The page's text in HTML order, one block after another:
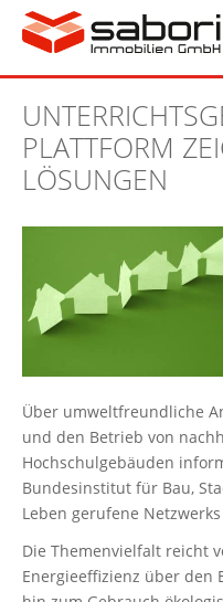
PLATTFORM
LÖSUNGEN
Über umweltfreundliche
und den Betrieb von
Hochschulgebäuden
Bundesinstitut für Bau,
Leben gerufene
Die Themenvielfalt reicht
Energieeffizienz über den